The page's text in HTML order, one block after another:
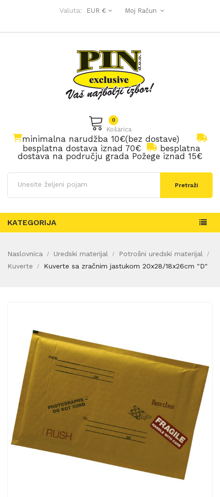
Valuta: EUR € Moj Račun
Košarica
0
minimalna narudžba 10€(bez dostave)
besplatna dostava iznad 70€
besplatna
dostava na području grada Požege iznad 15€
Pretraži
KATEGORIJA
Naslovnica Uredski materijal
Potrošni uredski materijal
Kuverte
Kuverte sa zračnim jastukom 20x28/18x26cm "D"